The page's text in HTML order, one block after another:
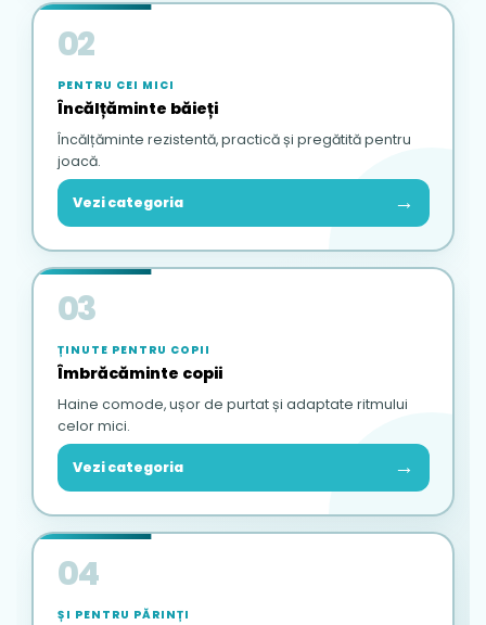
02
PENTRU CEI MICI
Încălțăminte băieți
Încălțăminte rezistentă, practică și pregătită pentru
joacă.
Vezi categoria →
03
ȚINUTE PENTRU COPII
Îmbrăcăminte copii
Haine comode, ușor de purtat și adaptate ritmului
celor mici.
Vezi categoria →
04
ȘI PENTRU PĂRINȚI